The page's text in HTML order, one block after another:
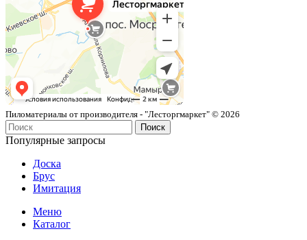
Пиломатериалы от производителя - "Лесторгмаркет" © 2026
Поиск
Популярные запросы
Доска
Брус
Имитация
Меню
Каталог